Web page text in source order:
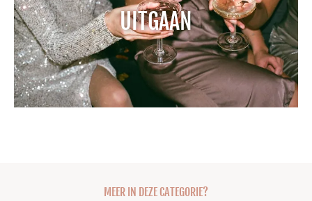
UITGAAN
MEER IN DEZE CATEGORIE?